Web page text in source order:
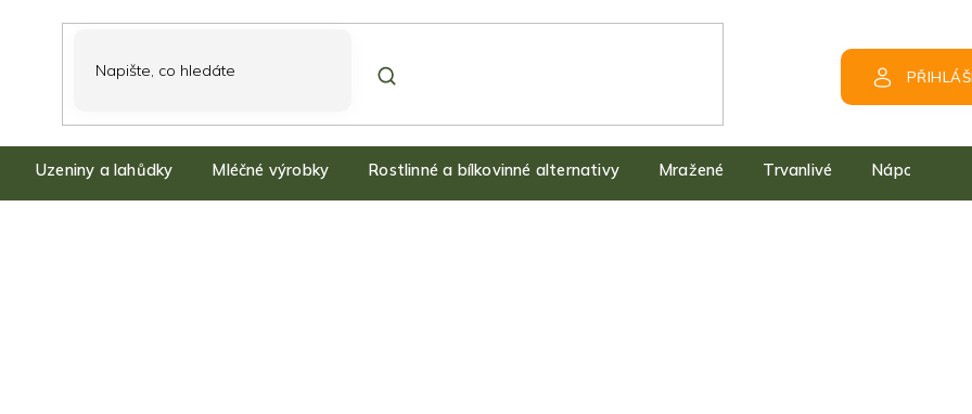
Uzeniny a lahůdky Mléčné výrobky Rostlinné a bílkovinné alternativy Mražené Trvanlivé Nápoje